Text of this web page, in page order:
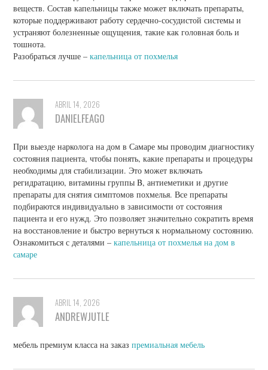
веществ. Состав капельницы также может включать препараты,
которые поддерживают работу сердечно-сосудистой системы и
устраняют болезненные ощущения, такие как головная боль и
тошнота.
Разобраться лучше –капельница от похмелья
ABRIL 14, 2026
DANIELFEAGO
При выезде нарколога на дом в Самаре мы проводим диагностику
состояния пациента, чтобы понять, какие препараты и процедуры
необходимы для стабилизации. Это может включать
регидратацию, витамины группы B, антиеметики и другие
препараты для снятия симптомов похмелья. Все препараты
подбираются индивидуально в зависимости от состояния
пациента и его нужд. Это позволяет значительно сократить время
на восстановление и быстро вернуться к нормальному состоянию.
Ознакомиться с деталями –капельница от похмелья на дом в
самаре
ABRIL 14, 2026
ANDREWJUTLE
мебель премиум класса на заказпремиальная мебель